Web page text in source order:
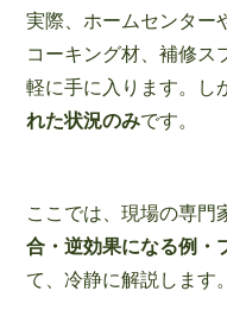
実際、ホームセンター
コーキング材、補修ス
軽に手に入ります。し
れた状況のみです。
ここでは、現場の専門
合・逆効果になる例・
て、冷静に解説します。